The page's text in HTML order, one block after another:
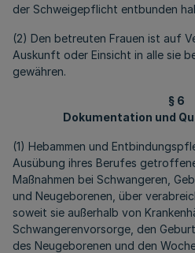
der Schweigepflicht entbunden
(2) Den betreuten Frauen ist auf
Auskunft oder Einsicht in alle sie
gewähren.
§ 6
Dokumentation und
(1) Hebammen und
Ausübung ihres Berufes
Maßnahmen bei Schwangeren,
und Neugeborenen, über
soweit sie außerhalb von
Schwangerenvorsorge, den
des Neugeborenen und den